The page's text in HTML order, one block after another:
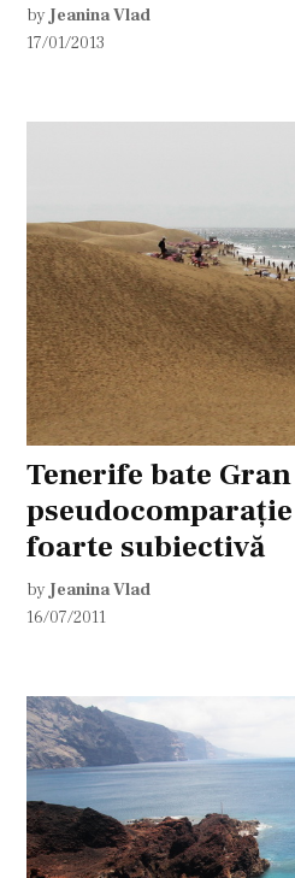
by Jeanina Vlad
17/01/2013
Tenerife bate
foarte subiectivă
by Jeanina Vlad
16/07/2011